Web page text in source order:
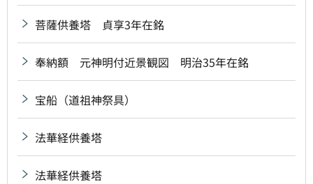
菩薩供養塔 貞享3年在銘
奉納額 元神明付近景観図 明治35年在銘
宝船（道祖神祭具）
法華経供養塔
法華経供養塔